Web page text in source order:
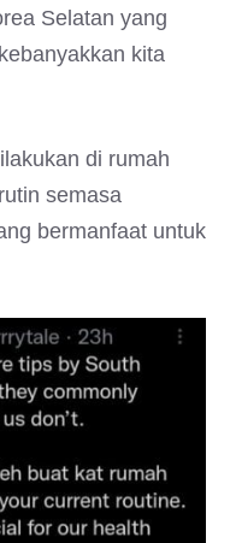
Selatan yang
kita
di rumah
semasa
bermanfaat untuk